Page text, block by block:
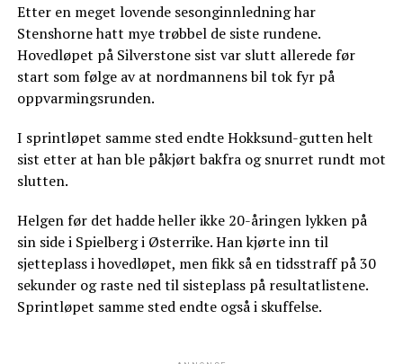
Etter en meget lovende sesonginnledning har
Stenshorne hatt mye trøbbel de siste rundene.
Hovedløpet på Silverstone sist var slutt allerede før
start som følge av at nordmannens bil tok fyr på
oppvarmingsrunden.
I sprintløpet samme sted endte Hokksund-gutten helt
sist etter at han ble påkjørt bakfra og snurret rundt mot
slutten.
Helgen før det hadde heller ikke 20-åringen lykken på
sin side i Spielberg i Østerrike. Han kjørte inn til
sjetteplass i hovedløpet, men fikk så en tidsstraff på 30
sekunder og raste ned til sisteplass på resultatlistene.
Sprintløpet samme sted endte også i skuffelse.